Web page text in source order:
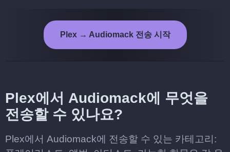
Plex → Audiomack 전송 시작
Plex에서 Audiomack에 무엇을
전송할 수 있나요?
Plex에서 Audiomack에 전송할 수 있는 카테고리: